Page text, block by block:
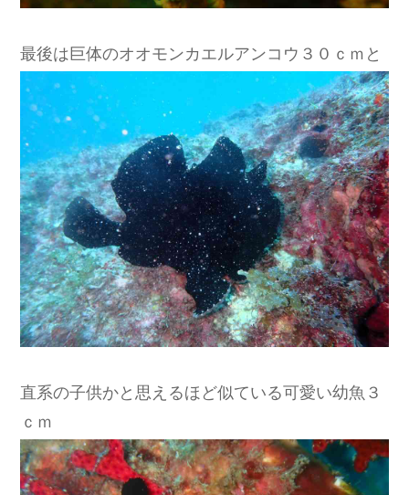
最後は巨体のオオモンカエルアンコウ３０ｃｍと
直系の子供かと思えるほど似ている可愛い幼魚３
ｃｍ